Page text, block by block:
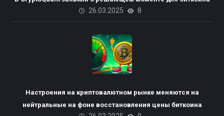
26.03.2025 8
Настроения на криптовалютном рынке меняются на
нейтральные на фоне восстановления цены биткоина
Пакистана планирует
использовать излишки